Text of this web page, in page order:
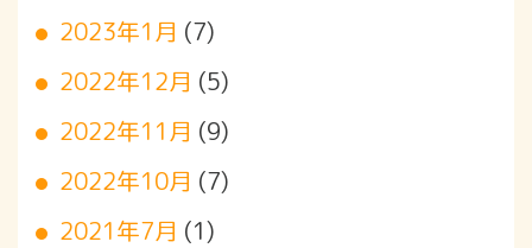
2023年1月 (7)
2022年12月 (5)
2022年11月 (9)
2022年10月 (7)
2021年7月 (1)